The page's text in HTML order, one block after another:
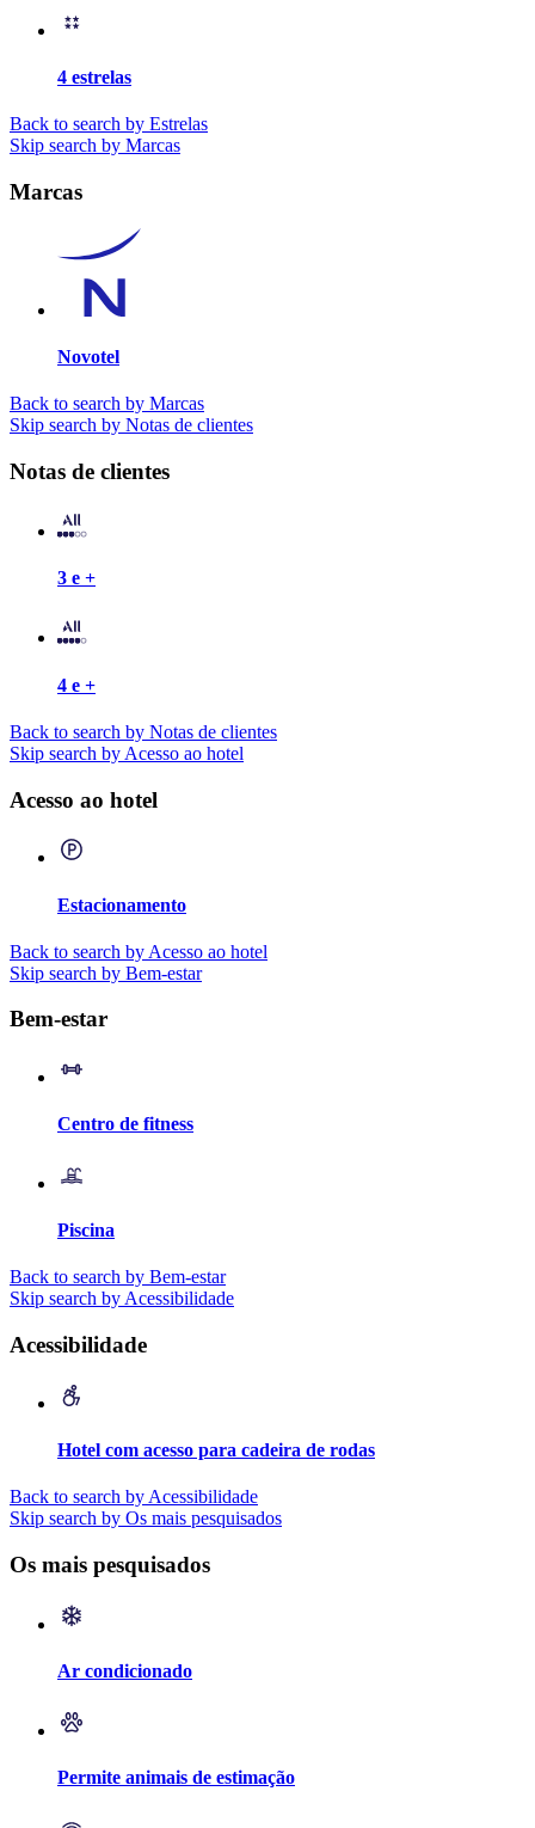
4 estrelas
Back to search by Estrelas
Skip search by Marcas
Marcas
Novotel
Back to search by Marcas
Skip search by Notas de clientes
Notas de clientes
3 e +
4 e +
Back to search by Notas de clientes
Skip search by Acesso ao hotel
Acesso ao hotel
Estacionamento
Back to search by Acesso ao hotel
Skip search by Bem-estar
Bem-estar
Centro de fitness
Piscina
Back to search by Bem-estar
Skip search by Acessibilidade
Acessibilidade
Hotel com acesso para cadeira de rodas
Back to search by Acessibilidade
Skip search by Os mais pesquisados
Os mais pesquisados
Ar condicionado
Permite animais de estimação